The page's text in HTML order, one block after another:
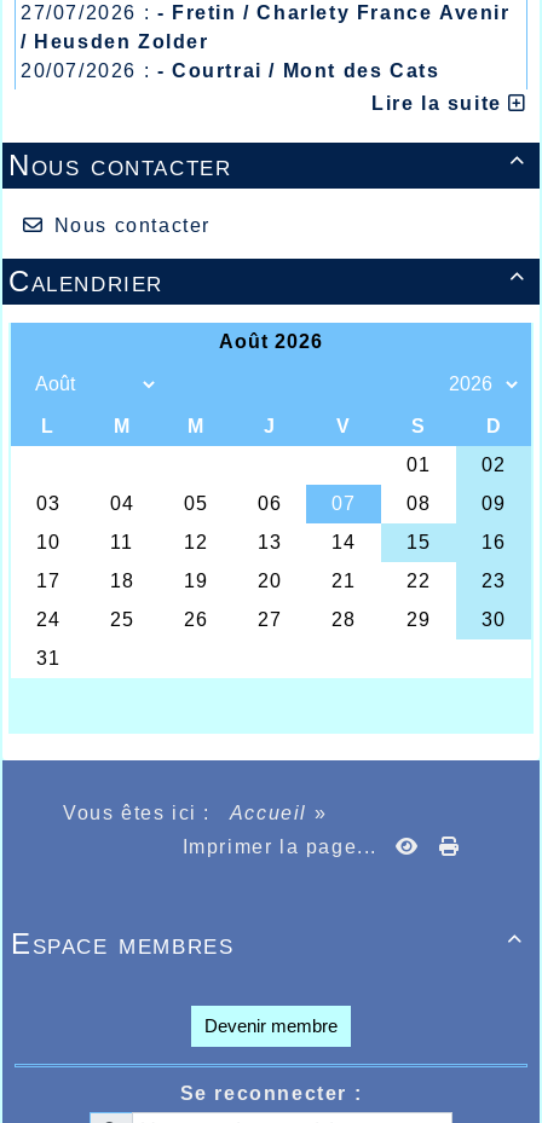
27/07/2026 : - Fretin / Charlety France Avenir
/ Heusden Zolder
20/07/2026 : - Courtrai / Mont des Cats
- Lyon / Meeting Abeilles /Lire la suite

Nous contacter
Nous contacter

Calendrier
Les jeunes salle Michel Bernard
Voilà 2022 s’achève et pour regrouper nos
plus jeunes athlètes une dernière fois de
l’année en compétition, l’Athlétisme Halluin
proposé aux poussins(es) et benjamins(es)
mardi 20 décembre pour l’ultime rencontre
en salle 2022. Quelques 56 performances
retenir chez les poussines filles les bonnes
5.4 sur 30m, 9m90 au pentabond et 6m80 au
prendre une belle seconde place devant sa
camarade de club Manon Bonte qui elle
courait le 30m en 5.3, sautait 8m50 au
pentabond et lançait le poids à 8,00m
totalisant 65 points, à la 5
èmeplace on
retrouvait Amalia Pereira 55 points, puis
Maelia Baron Messiaen avec 50 points.
Chez les benjamines 85 points et 2ème
place
30m haies, 5m80 au lancer de poids,
points et 5.3 sur 30m, 6.4 sur 30m haies,
sur les haies, 6m60 au poids.
Chez les poussins, le meilleur Halluinois
points sur les 3 épreuves réalisant 5.7 sur
30m, 7m80 au pentabond, 6m20 au lancer de
poids, derrière avec 33 points on retrouvait
haies, 7m00 au pentabond et 4m20 au poids.
Côté benjamins belle victoire de Valentin
5.9 sur les haies et surtout 1m31 en hauteur,
Thomas Bernard prenait la seconde place
avec 92 points et 5.2 sur 30m, 5.9 sur 30m
haies, 8m30 au lancer de poids, Nathan
Gevaert terminait 6
avec 80 points 5.00
sur 30m, 6.3 sur les haies, 1m13 en hauteur.
Vous êtes ici : Accueil »
Imprimer la page...

Espace membres
Devenir membre
Se reconnecter :